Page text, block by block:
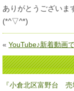
ありがとうございま
(*^▽^*)
« YouTube♪新着動画
『小倉北区富野台